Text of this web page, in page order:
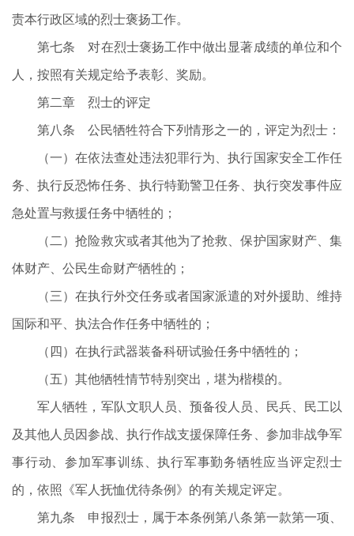
责本行政区域的烈士褒扬工作。
第七条 对在烈士褒扬工作中做出显著成绩的单位和个
人，按照有关规定给予表彰、奖励。
第二章 烈士的评定
第八条 公民牺牲符合下列情形之一的，评定为烈士：
（一）在依法查处违法犯罪行为、执行国家安全工作任
务、执行反恐怖任务、执行特勤警卫任务、执行突发事件应
急处置与救援任务中牺牲的；
（二）抢险救灾或者其他为了抢救、保护国家财产、集
体财产、公民生命财产牺牲的；
（三）在执行外交任务或者国家派遣的对外援助、维持
国际和平、执法合作任务中牺牲的；
（四）在执行武器装备科研试验任务中牺牲的；
（五）其他牺牲情节特别突出，堪为楷模的。
军人牺牲，军队文职人员、预备役人员、民兵、民工以
及其他人员因参战、执行作战支援保障任务、参加非战争军
事行动、参加军事训练、执行军事勤务牺牲应当评定烈士
的，依照《军人抚恤优待条例》的有关规定评定。
第九条 申报烈士，属于本条例第八条第一款第一项、